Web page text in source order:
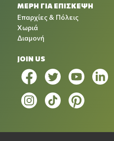
ΜΕΡΗ ΓΙΑ ΕΠΙΣΚΕΨΗ
Επαρχίες & Πόλεις
Χωριά
Διαμονή
JOIN US